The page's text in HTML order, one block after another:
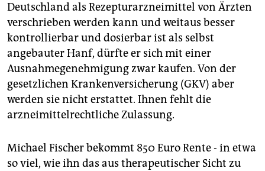
Deutschland als Rezepturarzneimittel von Ärzten
verschrieben werden kann und weitaus besser
kontrollierbar und dosierbar ist als selbst
angebauter Hanf, dürfte er sich mit einer
Ausnahmegenehmigung zwar kaufen. Von der
gesetzlichen Krankenversicherung (GKV) aber
werden sie nicht erstattet. Ihnen fehlt die
arzneimittelrechtliche Zulassung.
Michael Fischer bekommt 850 Euro Rente - in etwa
so viel, wie ihn das aus therapeutischer Sicht zu